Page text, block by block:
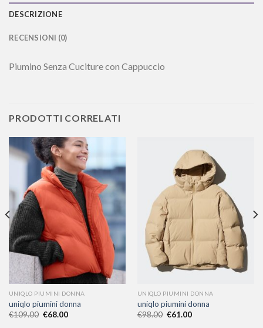
DESCRIZIONE
RECENSIONI (0)
Piumino Senza Cuciture con Cappuccio
PRODOTTI CORRELATI
UNIQLO PIUMINI DONNA
uniqlo piumini donna
€109.00 €68.00
UNIQLO PIUMINI DONNA
uniqlo piumini donna
€98.00 €61.00